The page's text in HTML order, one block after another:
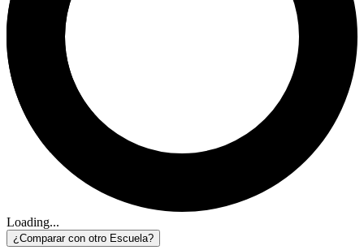
Loading...
¿Comparar con otro Escuela?